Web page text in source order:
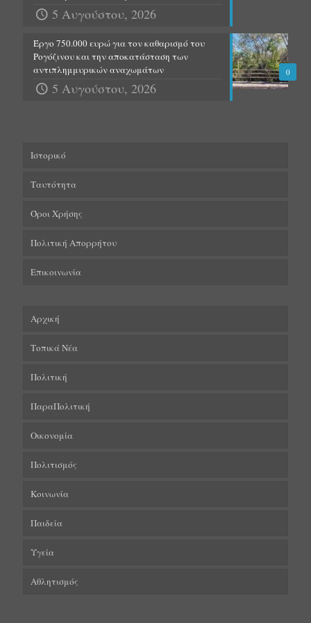
5 Αυγούστου, 2026
0
Έργο 750.000 ευρώ για τον καθαρισμό του
Ρογόζινου και την αποκατάσταση των
αντιπλημμυρικών αναχωμάτων
5 Αυγούστου, 2026
Ιστορικό
Ταυτότητα
Όροι Χρήσης
Πολιτική Απορρήτου
Επικοινωνία
Αρχική
Τοπικά Νέα
Πολιτική
ΠαραΠολιτική
Οικονομία
Πολιτισμός
Κοινωνία
Παιδεία
Υγεία
Αθλητισμός